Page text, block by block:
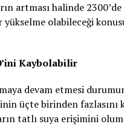
artması halinde
olabileceği
Kaybolabilir
devam etmesi
üçte birinden fazlasını
tatlı suya erişimini